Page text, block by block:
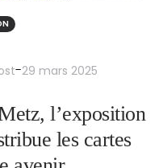
-29 mars 2025
l’exposition
les cartes